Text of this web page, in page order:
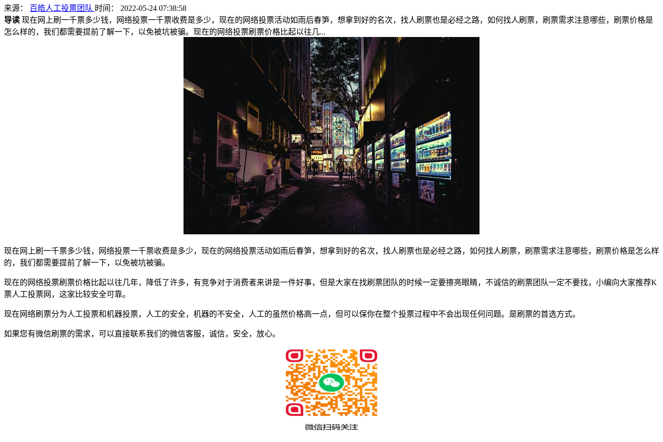
来源： 百皓人工投票团队 时间： 2022-05-24 07:38:58
导读 现在网上刷一千票多少钱，网络投票一千票收费是多少，现在的网络投票活动如雨后春笋，想拿到好的名次，找人刷票也是必经之路，如何找人刷票，刷票需求注意哪些，刷票价格是
怎么样的，我们都需要提前了解一下，以免被坑被骗。现在的网络投票刷票价格比起以往几...
现在网上刷一千票多少钱，网络投票一千票收费是多少，现在的网络投票活动如雨后春笋，想拿到好的名次，找人刷票也是必经之路，如何找人刷票，刷票需求注意哪些，刷票价格是怎么样
的，我们都需要提前了解一下，以免被坑被骗。
现在的网络投票刷票价格比起以往几年，降低了许多，有竞争对于消费者来讲是一件好事，但是大家在找刷票团队的时候一定要擦亮眼睛，不诚信的刷票团队一定不要找，小编向大家推荐K
票人工投票网，这家比较安全可靠。
现在网络刷票分为人工投票和机器投票，人工的安全，机器的不安全，人工的虽然价格高一点，但可以保你在整个投票过程中不会出现任何问题。是刷票的首选方式。
如果您有微信刷票的需求，可以直接联系我们的微信客服，诚信，安全，放心。